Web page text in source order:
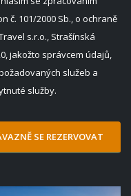
č. 101/2000 Sb., o ochraně
s.r.o., Strašínská
jakožto správcem údajů,
služeb a
služby.